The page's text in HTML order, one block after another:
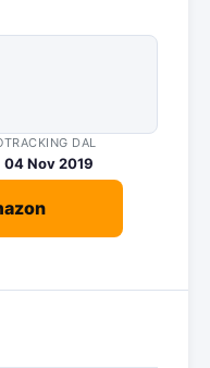
TRACKING DAL
04 Nov 2019